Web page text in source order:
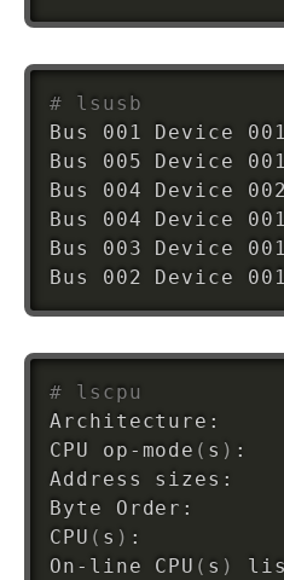
# lsusb
Bus 001 Device
Bus 005 Device
Bus 004 Device
Bus 004 Device
Bus 003 Device
Bus 002 Device
# lscpu
Architecture:
CPU op-mode ( s )
Byte Order:
CPU ( s )
On-line CPU ( s )